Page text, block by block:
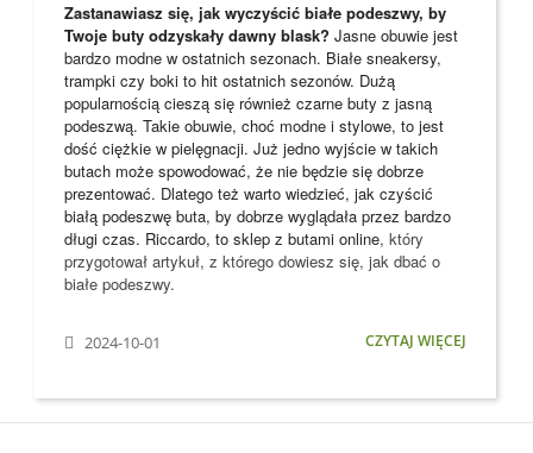
Zastanawiasz się, jak wyczyścić białe podeszwy, by
Twoje buty odzyskały dawny blask? Jasne obuwie jest
bardzo modne w ostatnich sezonach. Białe sneakersy,
trampki czy boki to hit ostatnich sezonów. Dużą
popularnością cieszą się również czarne buty z jasną
podeszwą. Takie obuwie, choć modne i stylowe, to jest
dość ciężkie w pielęgnacji. Już jedno wyjście w takich
butach może spowodować, że nie będzie się dobrze
prezentować. Dlatego też warto wiedzieć, jak czyścić
białą podeszwę buta, by dobrze wyglądała przez bardzo
długi czas. Riccardo, to sklep z butami online, który
przygotował artykuł, z którego dowiesz się, jak dbać o
białe podeszwy.
2024-10-01 CZYTAJ WIĘCEJ